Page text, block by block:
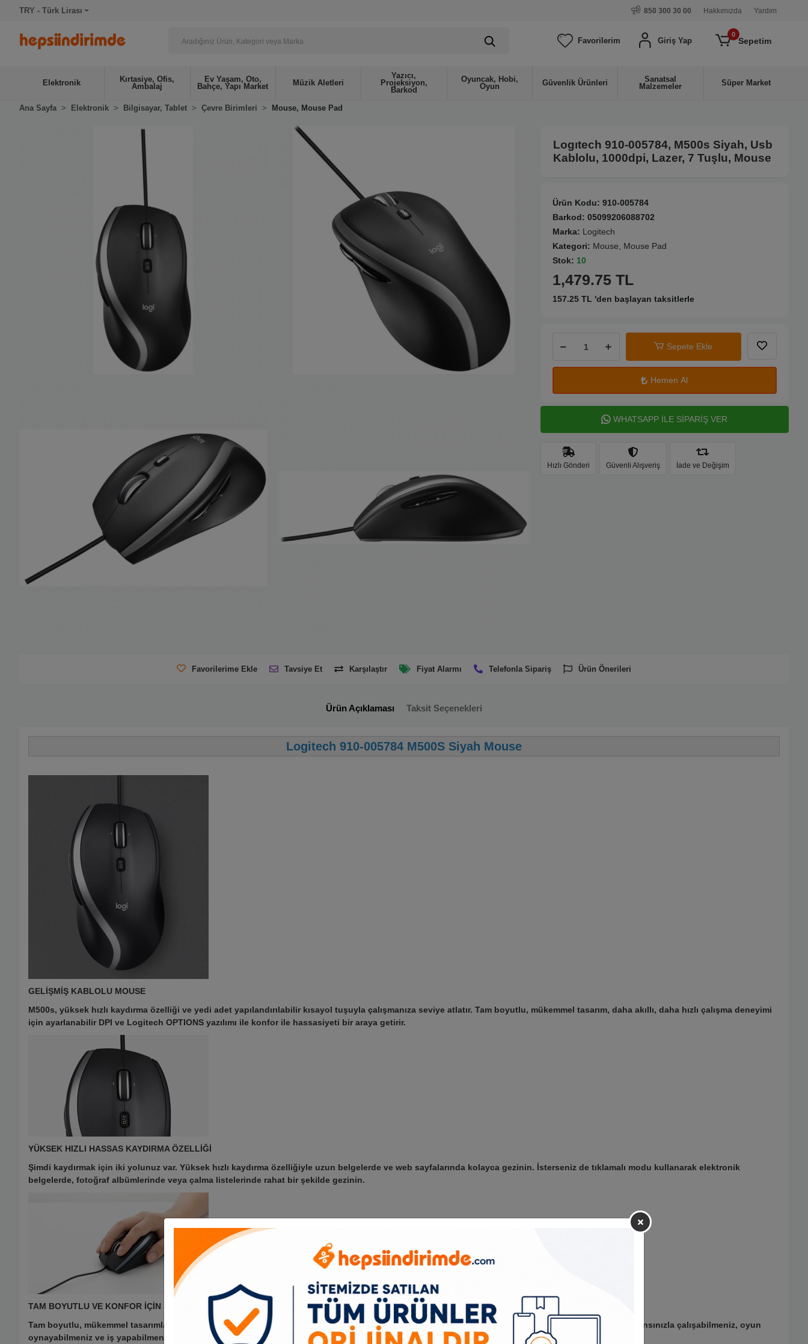
TRY - Türk Lirası 850 300 30 00 Hakkımızda Yardım
Favorilerim Giriş Yap
0
Sepetim
Elektronik
Kırtasiye, Ofis,
Ambalaj
Ev Yaşam, Oto,
Bahçe, Yapı Market
Müzik Aletleri
Yazıcı,
Projeksiyon,
Barkod
Oyuncak, Hobi,
Oyun
Güvenlik Ürünleri
Sanatsal
Malzemeler
Süper Market
Ana Sayfa Elektronik Bilgisayar, Tablet Çevre Birimleri Mouse, Mouse Pad
Logıtech 910-005784, M500s Siyah, Usb
Kablolu, 1000dpi, Lazer, 7 Tuşlu, Mouse
Ürün Kodu: 910-005784
Barkod: 05099206088702
Marka: Logitech
Kategori: Mouse, Mouse Pad
Stok: 10
1,479.75 TL
157.25 TL 'den başlayan taksitlerle
Sepete Ekle
Hemen Al
WHATSAPP İLE SİPARİŞ VER
Hızlı Gönderi Güvenli Alışveriş İade ve Değişim
Favorilerime Ekle Tavsiye Et Karşılaştır Fiyat Alarmı Telefonla Sipariş Ürün Önerileri
Ürün Açıklaması Taksit Seçenekleri
Logitech 910-005784 M500S Siyah Mouse
GELİŞMİŞ KABLOLU MOUSE
M500s, yüksek hızlı kaydırma özelliği ve yedi adet yapılandırılabilir kısayol tuşuyla çalışmanıza seviye atlatır. Tam boyutlu, mükemmel tasarım, daha akıllı, daha hızlı çalışma deneyimi
için ayarlanabilir DPI ve Logitech OPTIONS yazılımı ile konfor ile hassasiyeti bir araya getirir.
YÜKSEK HIZLI HASSAS KAYDIRMA ÖZELLİĞİ
Şimdi kaydırmak için iki yolunuz var. Yüksek hızlı kaydırma özelliğiyle uzun belgelerde ve web sayfalarında kolayca gezinin. İsterseniz de tıklamalı modu kullanarak elektronik
belgelerde, fotoğraf albümlerinde veya çalma listelerinde rahat bir şekilde gezinin.
TAM BOYUTLU VE KONFOR İÇİN ŞEKİLLENDİRİLDİ
Tam boyutlu, mükemmel tasarımla ihtiyacınız olan destek yanınızda. Yumuşak kauçuk yan kavrama yerleri ve konforlu şekli sayesinde, en iyi performansınızla çalışabilmeniz, oyun
oynayabilmeniz ve iş yapabilmeniz için size gün boyu rahatlık sunar.